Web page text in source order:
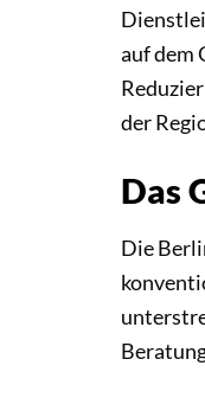
auf dem
der
Das
Die